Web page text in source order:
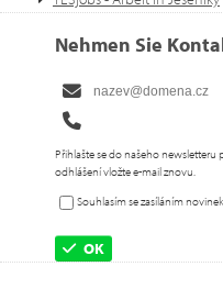
Nehmen Sie
Přihlašte se do našeho
odhlášení vložte e-mail znovu.
Souhlasím se zasíláním novinek
OK